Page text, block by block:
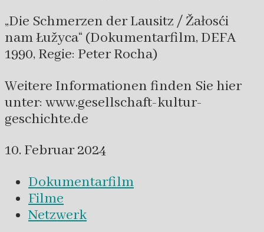
„Die Schmerzen der Lausitz / Žałosći
nam Łužyca“ (Dokumentarfilm, DEFA
1990, Regie: Peter Rocha)
Weitere Informationen finden Sie hier
unter: www.gesellschaft-kultur-
geschichte.de
10. Februar 2024
Dokumentarfilm
Filme
Netzwerk